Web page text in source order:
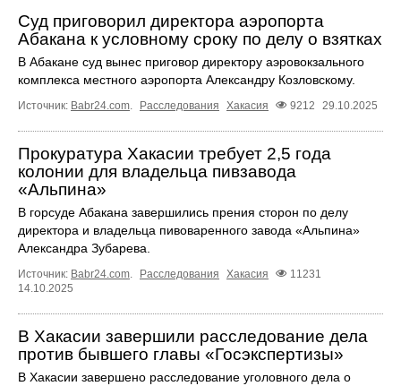
Суд приговорил директора аэропорта
Абакана к условному сроку по делу о взятках
В Абакане суд вынес приговор директору аэровокзального
комплекса местного аэропорта Александру Козловскому.
Источник: Babr24.com. Расследования Хакасия 9212 29.10.2025
Прокуратура Хакасии требует 2,5 года
колонии для владельца пивзавода
«Альпина»
В горсуде Абакана завершились прения сторон по делу
директора и владельца пивоваренного завода «Альпина»
Александра Зубарева.
Источник: Babr24.com. Расследования Хакасия
11231
14.10.2025
В Хакасии завершили расследование дела
против бывшего главы «Госэкспертизы»
В Хакасии завершено расследование уголовного дела о